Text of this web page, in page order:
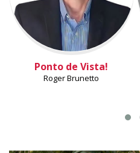
Ponto de Vista!
Roger Brunetto